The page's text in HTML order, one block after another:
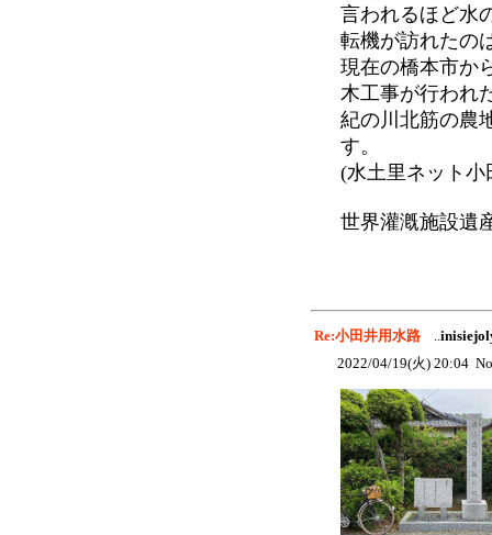
言われるほど水
転機が訪れたの
現在の橋本市か
木工事が行われ
紀の川北筋の農
す。
(水土里ネット小
世界灌漑施設遺
Re:小田井用水路 ..
2022/04/19(火) 20:04